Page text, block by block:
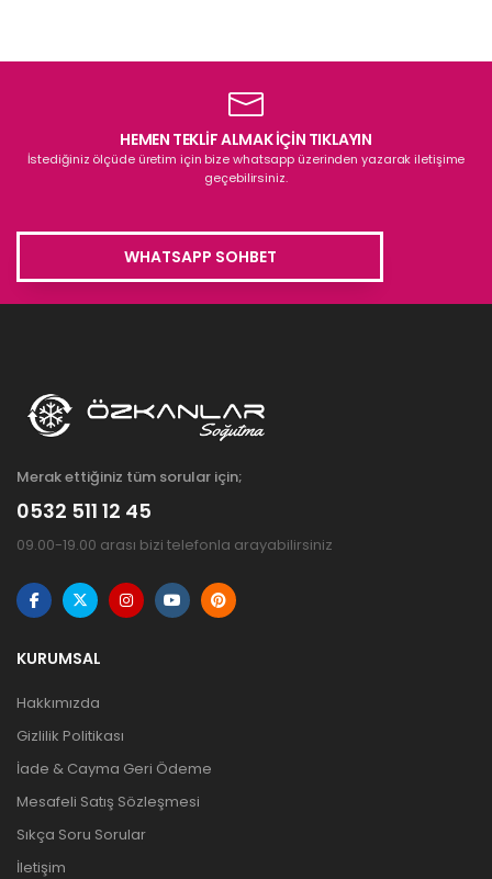
HEMEN TEKLİF ALMAK İÇİN TIKLAYIN
İstediğiniz ölçüde üretim için bize whatsapp üzerinden yazarak iletişime
geçebilirsiniz.
WHATSAPP SOHBET
Merak ettiğiniz tüm sorular için;
0532 511 12 45
09.00-19.00 arası bizi telefonla arayabilirsiniz
KURUMSAL
Hakkımızda
Gizlilik Politikası
İade & Cayma Geri Ödeme
Mesafeli Satış Sözleşmesi
Sıkça Soru Sorular
İletişim